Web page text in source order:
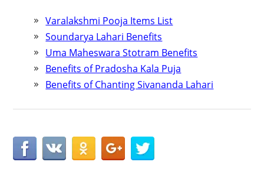
Varalakshmi Pooja Items List
Soundarya Lahari Benefits
Uma Maheswara Stotram Benefits
Benefits of Pradosha Kala Puja
Benefits of Chanting Sivananda Lahari